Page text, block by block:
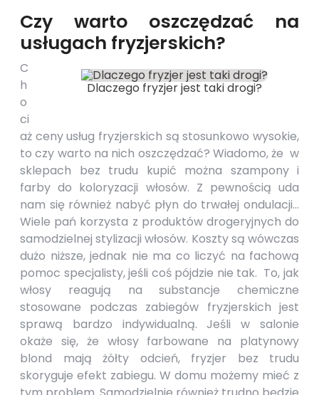
Czy warto oszczędzać na
usługach fryzjerskich?
Dlaczego fryzjer jest taki drogi?
C
h
o
ci
aż ceny usług fryzjerskich są stosunkowo wysokie,
to czy warto na nich oszczędzać? Wiadomo, że w
sklepach bez trudu kupić można szampony i
farby do koloryzacji włosów. Z pewnością uda
nam się również nabyć płyn do trwałej ondulacji…
Wiele pań korzysta z produktów drogeryjnych do
samodzielnej stylizacji włosów. Koszty są wówczas
dużo niższe, jednak nie ma co liczyć na fachową
pomoc specjalisty, jeśli coś pójdzie nie tak. To, jak
włosy reagują na substancje chemiczne
stosowane podczas zabiegów fryzjerskich jest
sprawą bardzo indywidualną. Jeśli w salonie
okaże się, że włosy farbowane na platynowy
blond mają żółty odcień, fryzjer bez trudu
skoryguje efekt zabiegu. W domu możemy mieć z